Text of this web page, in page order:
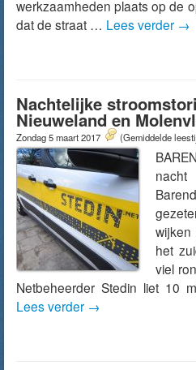
werkzaamheden plaats op de
dat de straat … Lees verder →
Nachtelijke
Nieuweland en
Zondag 5 maart 2017 (Gemiddelde
wijken
het
viel
Netbeheerder Stedin liet 10
Lees verder →